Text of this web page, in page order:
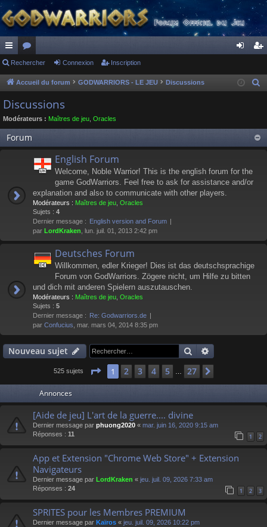
ac
co
ur
ci
s
or
u
s
ne cri
Rechercher Connexion Inscription
Accueil du forum GODWARRIORS - LE JEU Discussions
r
Discussions
Modérateurs : Maîtres de jeu Oracles
Forum
English Forum
Welcome, Noble Warrior! This is the english forum for the
game GodWarriors. Feel free to ask for assistance and/or
explanation and also to communicate with other players.
Modérateurs : Maîtres de jeu Oracles
Sujets : 4
Dernier message : English version and Forum
par LordKraken , lun. juil. 01, 2013 2:42 pm
Deutsches Forum
Willkommen, edler Krieger! Dies ist das deutschsprachige
Forum von GodWarriors. Zögere nicht, um Hilfe zu bitten
und dich mit anderen Spielern auszutauschen.
Modérateurs : Maîtres de jeu Oracles
Sujets : 5
Dernier message : Re: Godwarriors.de
par Confucius , mar. mars 04, 2014 8:35 pm
Nouveau sujet Rechercher
525 sujets Page 1sur 27
1 2 3 4 5 27
Annonces
[Aide de jeu] L'art de la guerre.... divine
Dernier message par phuong2020 « mar. juin 16, 2020 9:15 am
Réponses : 11 1 2
App et Extension "Chrome Web Store" + Extension
Navigateurs
Dernier message par LordKraken « jeu. juil. 09, 2026 7:33 am
Réponses : 24 1 2 3
SPRITES pour les Membres PREMIUM
Dernier message par Kaïros « jeu. juil. 09, 2026 10:22 pm